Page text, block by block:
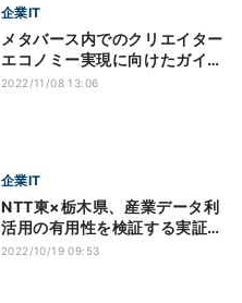
企業IT
メタバース内でのクリエイター
エコノミー実現に向けたガイド
ラインの新版
2022/11/08 13:06
企業IT
NTT東×栃木県、産業データ利
活用の有用性を検証する実証実
験
2022/10/19 09:53